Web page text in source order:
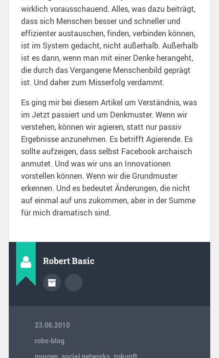
wirklich vorausschauend. Alles, was dazu beiträgt,
dass sich Menschen besser und schneller und
effizienter austauschen, finden, verbinden können,
ist im System gedacht, nicht außerhalb. Außerhalb
ist es dann, wenn man mit einer Denke herangeht,
die durch das Vergangene Menschenbild geprägt
ist. Und daher zum Misserfolg verdammt.
Es ging mir bei diesem Artikel um Verständnis, was
im Jetzt passiert und um Denkmuster. Wenn wir
verstehen, können wir agieren, statt nur passiv
Ergebnisse anzunehmen. Es betrifft Agierende. Es
sollte aufzeigen, dass selbst Facebook archaisch
anmutet. Und was wir uns an Innovationen
vorstellen können. Wenn wir die Grundmuster
erkennen. Und es bedeutet Änderungen, die nicht
auf einmal auf uns zukommen, aber in der Summe
für mich dramatisch sind.
Robert Basic
23.06.2010
robs-blog